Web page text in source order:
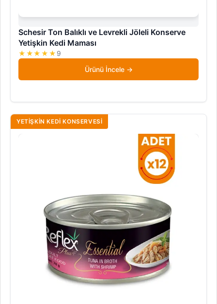
Schesir Ton Balıklı ve Levrekli Jöleli Konserve
Yetişkin Kedi Maması
★★★★★ 9
Ürünü İncele
YETIŞKIN KEDI KONSERVESI